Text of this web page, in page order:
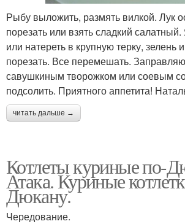
Рыбу выложить, размять вилкой. Лук
порезать или взять сладкий
или натереть в крупную терку, зелень
порезать. Все перемешать.
савушкиным творожком или соевым
подсолить. Приятного аппетита!
читать дальше →
Котлеты куриные по-
Атака. Куриные
Дюкану.
Чередование.